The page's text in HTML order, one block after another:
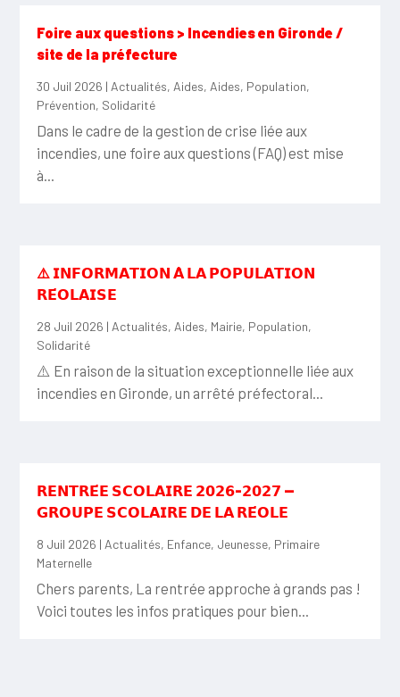
Foire aux questions > Incendies en Gironde /
site de la préfecture
30 Juil 2026 | Actualités, Aides, Aides, Population,
Prévention, Solidarité
Dans le cadre de la gestion de crise liée aux
incendies, une foire aux questions (FAQ) est mise
à...
⚠️ 𝗜𝗡𝗙𝗢𝗥𝗠𝗔𝗧𝗜𝗢𝗡 𝗔̀ 𝗟𝗔 𝗣𝗢𝗣𝗨𝗟𝗔𝗧𝗜𝗢𝗡
𝗥𝗘́𝗢𝗟𝗔𝗜𝗦𝗘
28 Juil 2026 | Actualités, Aides, Mairie, Population,
Solidarité
⚠️ En raison de la situation exceptionnelle liée aux
incendies en Gironde, un arrêté préfectoral...
𝗥𝗘𝗡𝗧𝗥𝗘́𝗘 𝗦𝗖𝗢𝗟𝗔𝗜𝗥𝗘 𝟮𝟬𝟮𝟲-𝟮𝟬𝟮𝟳 —
𝗚𝗥𝗢𝗨𝗣𝗘 𝗦𝗖𝗢𝗟𝗔𝗜𝗥𝗘 𝗗𝗘 𝗟𝗔 𝗥𝗘́𝗢𝗟𝗘
8 Juil 2026 | Actualités, Enfance, Jeunesse, Primaire
Maternelle
Chers parents, La rentrée approche à grands pas !
Voici toutes les infos pratiques pour bien...